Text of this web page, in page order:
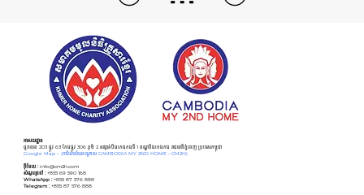
អាសយដ្ឋាន
ផ្ទះលេខ 203 ផ្លូវ 63 កែងផ្លូវ 306 ភូមិ 2 សង្កាត់បឹងកេងកងទី 1 ខណ្ឌបឹងកេងកង រាជធានីភ្នំពេញ ប្រទេសកម្ពុជា
Google Map –(ការិយាល័យកណ្ដាល CAMBODIA MY 2ND HOME - CM2H)
អ៊ីមែល : info@cm2h.com
សំណួរទូទៅ :+855 69 590 168
WhatsApp :+855 87 576 888
Telegram :+855 87 576 888